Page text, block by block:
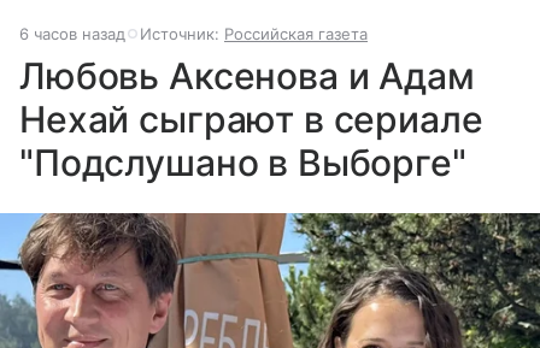
6 часов назад Источник: Российская газета
Любовь Аксенова и Адам
Нехай сыграют в сериале
"Подслушано в Выборге"